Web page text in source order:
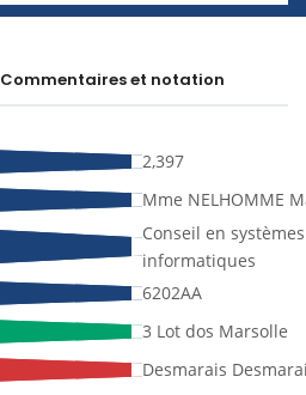
Commentaires et notation
2,397
Mme NELHOMME
Conseil en
informatiques
6202AA
3 Lot dos Marsolle
Desmarais